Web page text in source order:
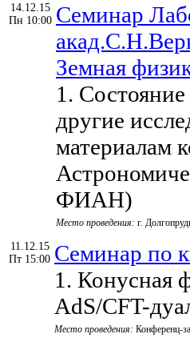
14.12.15
Пн 10:00 Семинар
Земная
1.
другие
материалам
ФИАН)
Место проведения: г.
11.12.15
Пт 15:00 Семинар по
1. Конусная
AdS/CFT-
Место проведения: Конференц-